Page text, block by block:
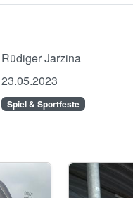
Rüdiger Jarzina
23.05.2023
Spiel & Sportfeste
Image